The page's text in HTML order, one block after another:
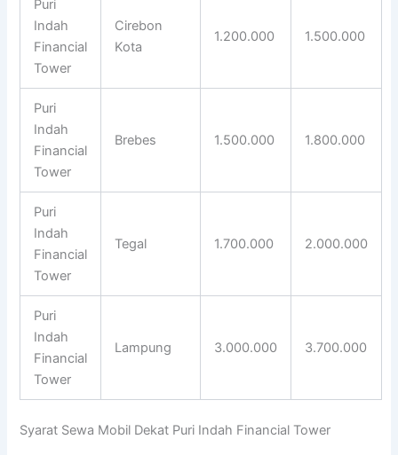
Puri
Indah
Financial
Tower
Cirebon
Kota
1.200.000 1.500.000
Puri
Indah
Financial
Tower
Brebes 1.500.000 1.800.000
Puri
Indah
Financial
Tower
Tegal 1.700.000 2.000.000
Puri
Indah
Financial
Tower
Lampung 3.000.000 3.700.000
Syarat Sewa Mobil Dekat Puri Indah Financial Tower